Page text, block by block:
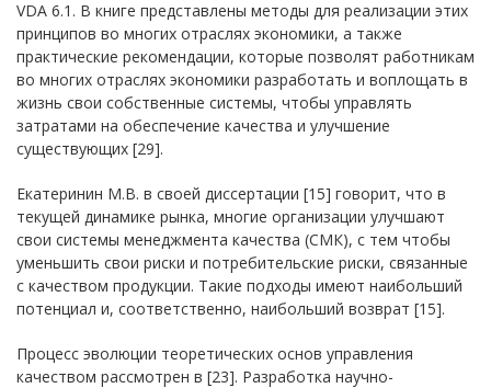
VDA 6.1. В книге представлены методы для реализации этих
принципов во многих отраслях экономики, а также
практические рекомендации, которые позволят работникам
во многих отраслях экономики разработать и воплощать в
жизнь свои собственные системы, чтобы управлять
затратами на обеспечение качества и улучшение
существующих [29].
Екатеринин М.В. в своей диссертации [15] говорит, что в
текущей динамике рынка, многие организации улучшают
свои системы менеджмента качества (СМК), с тем чтобы
уменьшить свои риски и потребительские риски, связанные
с качеством продукции. Такие подходы имеют наибольший
потенциал и, соответственно, наибольший возврат [15].
Процесс эволюции теоретических основ управления
качеством рассмотрен в [23]. Разработка научно-